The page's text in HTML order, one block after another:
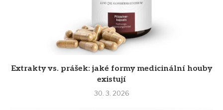
Extrakty vs. prášek: jaké formy medicinální houby
existují
30. 3. 2026